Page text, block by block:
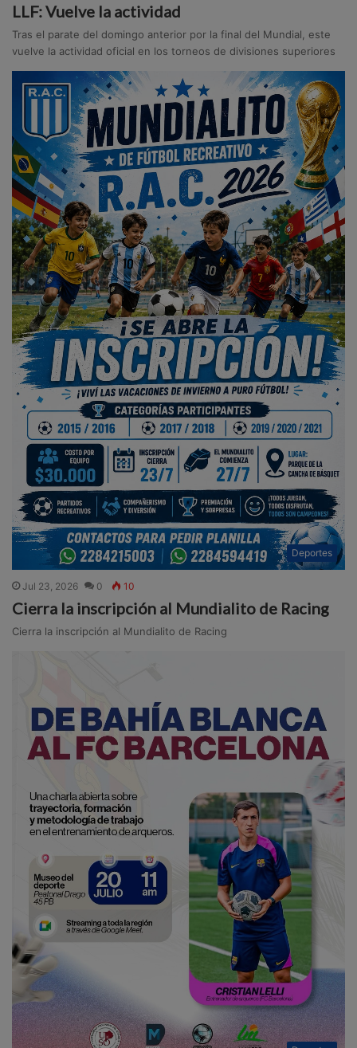
LLF: Vuelve la actividad
Tras el parate del domingo anterior por la final del Mundial, este
vuelve la actividad oficial en los torneos de divisiones superiores
Deportes
Jul 23, 2026 0 10
Cierra la inscripción al Mundialito de Racing
Cierra la inscripción al Mundialito de Racing